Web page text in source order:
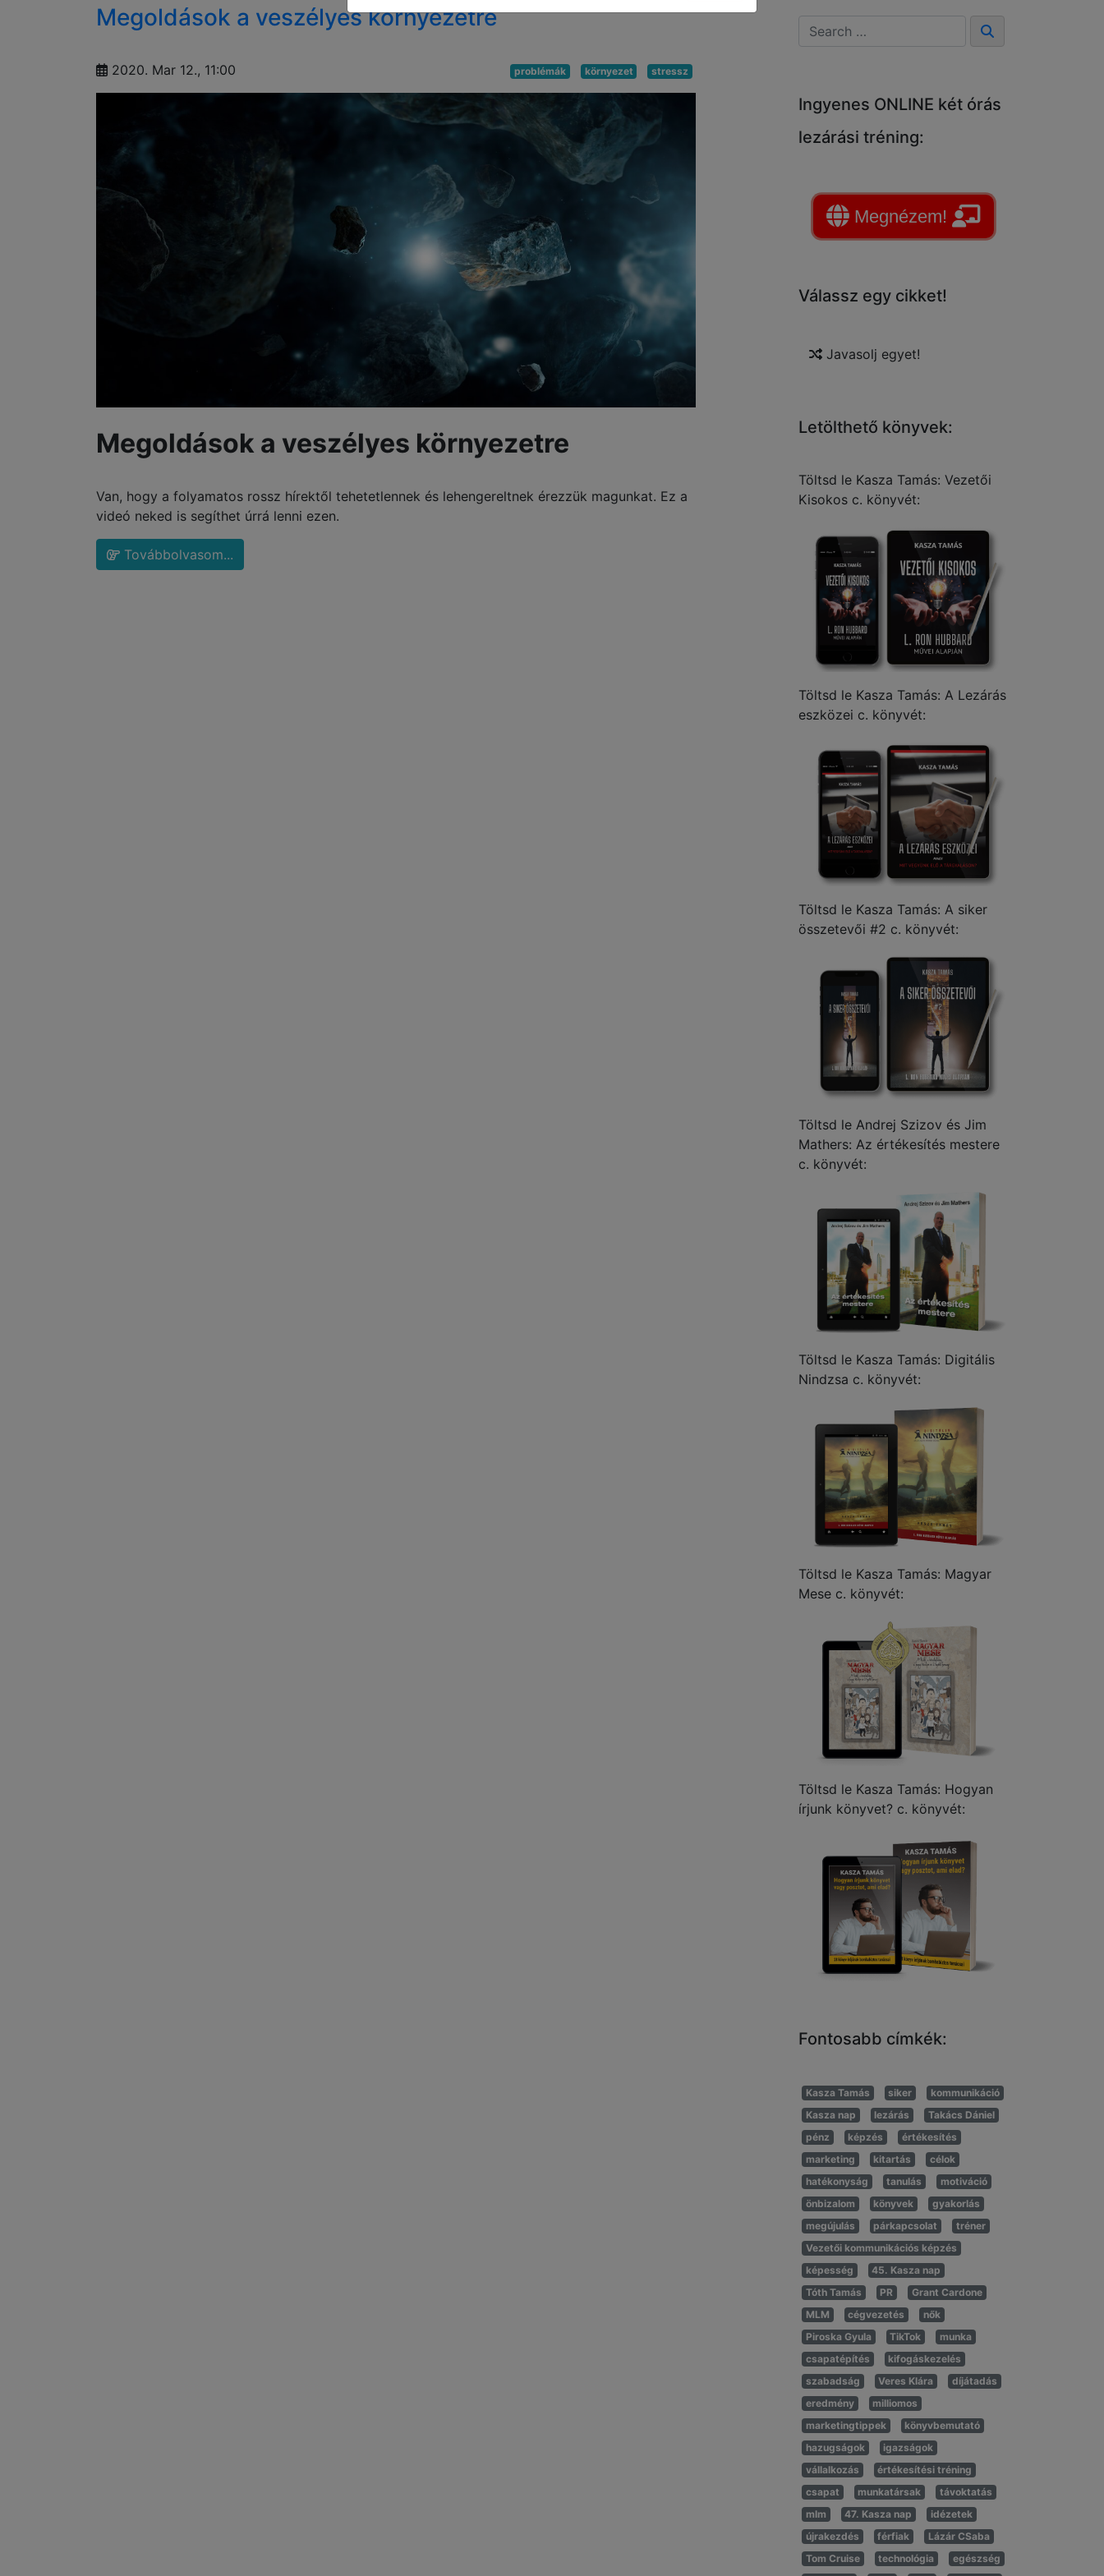
Megoldások a veszélyes környezetre
2020. Mar 12., 11:00 problémák környezet stressz
Megoldások a veszélyes környezetre
Van, hogy a folyamatos rossz hírektől tehetetlennek és lehengereltnek érezzük magunkat. Ez a
videó neked is segíthet úrrá lenni ezen.
Továbbolvasom...
Ingyenes ONLINE két órás
lezárási tréning:
Megnézem!
Válassz egy cikket!
Javasolj egyet!
Letölthető könyvek:
Töltsd le Kasza Tamás: Vezetői
Kisokos c. könyvét:
Töltsd le Kasza Tamás: A Lezárás
eszközei c. könyvét:
Töltsd le Kasza Tamás: A siker
összetevői #2 c. könyvét:
Töltsd le Andrej Szizov és Jim
Mathers: Az értékesítés mestere
c. könyvét:
Töltsd le Kasza Tamás: Digitális
Nindzsa c. könyvét:
Töltsd le Kasza Tamás: Magyar
Mese c. könyvét:
Töltsd le Kasza Tamás: Hogyan
írjunk könyvet? c. könyvét:
Fontosabb címkék:
Kasza Tamás siker
kommunikáció
Kasza nap
lezárás
Takács Dániel
pénz
képzés
értékesítés
marketing
kitartás
célok
hatékonyság
tanulás
motiváció
önbizalom
könyvek
gyakorlás
megújulás
párkapcsolat
tréner
Vezetői kommunikációs képzés
képesség
45. Kasza nap
Tóth Tamás
PR
Grant Cardone
MLM
cégvezetés
nők
Piroska Gyula
TikTok
munka
csapatépítés
kifogáskezelés
szabadság
Veres Klára
díjátadás
eredmény
milliomos
marketingtippek
könyvbemutató
hazugságok
igazságok
vállalkozás
értékesítési tréning
csapat
munkatársak
távoktatás
mlm
47. Kasza nap
idézetek
újrakezdés
férfiak
Lázár CSaba
Tom Cruise
technológia
egészség